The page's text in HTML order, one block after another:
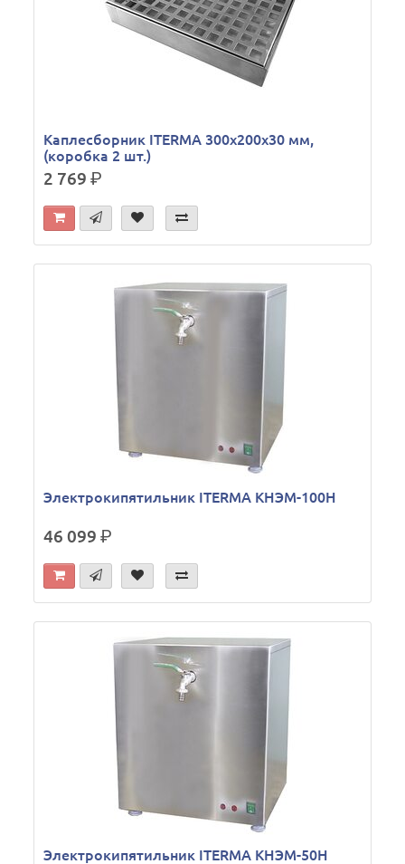
Каплесборник ITERMA 300х200х30 мм,
(коробка 2 шт.)
2 769р.
Электрокипятильник ITERMA КНЭМ-100Н
46 099р.
Электрокипятильник ITERMA КНЭМ-50Н